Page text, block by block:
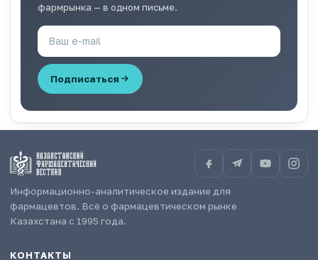
фармрынка — в одном письме.
Подписаться
Информационно-аналитическое издание для
фармацевтов. Всё о фармацевтическом рынке
Казахстана с 1995 года.
КОНТАКТЫ